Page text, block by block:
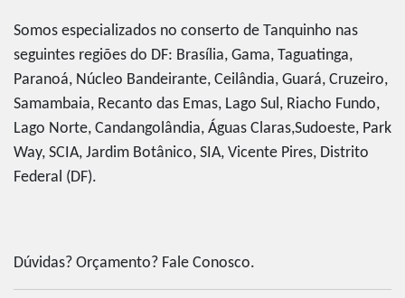
Somos especializados no conserto de Tanquinho nas
seguintes regiões do DF: Brasília, Gama, Taguatinga,
Paranoá, Núcleo Bandeirante, Ceilândia, Guará, Cruzeiro,
Samambaia, Recanto das Emas, Lago Sul, Riacho Fundo,
Lago Norte, Candangolândia, Águas Claras,Sudoeste, Park
Way, SCIA, Jardim Botânico, SIA, Vicente Pires, Distrito
Federal (DF).
Dúvidas? Orçamento? Fale Conosco.